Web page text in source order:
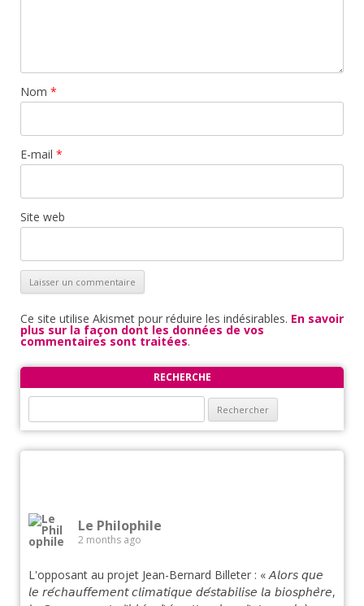
Nom *
E-mail *
Site web
Ce site utilise Akismet pour réduire les indésirables. En savoir
plus sur la façon dont les données de vos
commentaires sont traitées.
RECHERCHE
Le Philophile
2 months ago
L'opposant au projet Jean-Bernard Billeter : « 𝘈𝘭𝘰𝘳𝘴 𝘲𝘶𝘦
𝘭𝘦 𝘳𝘦́𝘤𝘩𝘢𝘶𝘧𝘧𝘦𝘮𝘦𝘯𝘵 𝘤𝘭𝘪𝘮𝘢𝘵𝘪𝘲𝘶𝘦 𝘥𝘦́𝘴𝘵𝘢𝘣𝘪𝘭𝘪𝘴𝘦 𝘭𝘢 𝘣𝘪𝘰𝘴𝘱𝘩𝘦̀𝘳𝘦,